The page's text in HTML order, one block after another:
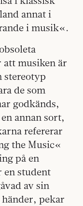
annat i
i musik«.
att musiken är
stereotyp
de som
godkänds,
annan sort,
refererar
the Music«
på en
en student
av sin
pekar